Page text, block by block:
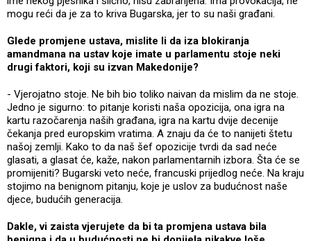
mogu reći da je za to kriva Bugarska, jer to su naši građani.
Glede promjene ustava, mislite li da iza blokiranja
amandmana na ustav koje imate u parlamentu stoje neki
drugi faktori, koji su izvan Makedonije?
- Vjerojatno stoje. Ne bih bio toliko naivan da mislim da ne stoje.
Jedno je sigurno: to pitanje koristi naša opozicija, ona igra na
kartu razočarenja naših građana, igra na kartu dvije decenije
čekanja pred europskim vratima. A znaju da će to nanijeti štetu
našoj zemlji. Kako to da naš šef opozicije tvrdi da sad neće
glasati, a glasat će, kaže, nakon parlamentarnih izbora. Šta će se
promijeniti? Bugarski veto neće, francuski prijedlog neće. Na kraju
stojimo na benignom pitanju, koje je uslov za budućnost naše
djece, budućih generacija.
Dakle, vi zaista vjerujete da bi ta promjena ustava bila